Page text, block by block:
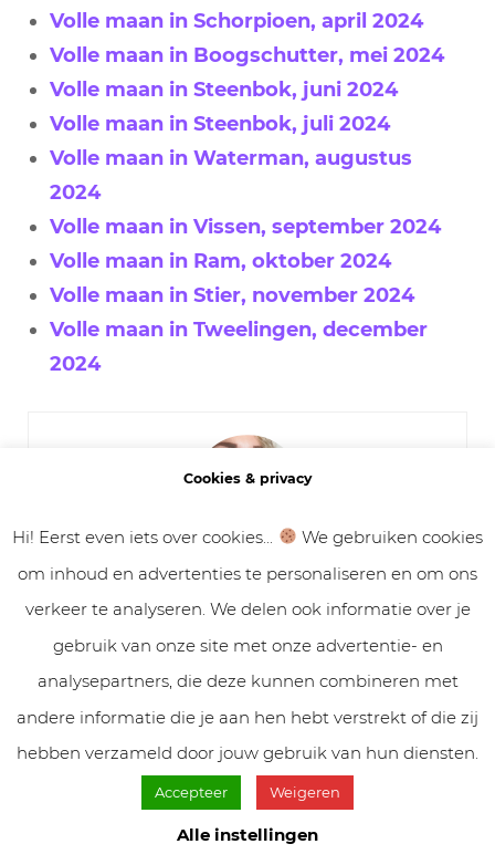
Volle maan in Schorpioen, april 2024
Volle maan in Boogschutter, mei 2024
Volle maan in Steenbok, juni 2024
Volle maan in Steenbok, juli 2024
Volle maan in Waterman, augustus
2024
Volle maan in Vissen, september 2024
Volle maan in Ram, oktober 2024
Volle maan in Stier, november 2024
Volle maan in Tweelingen, december
2024
• Nadi Zoetebier•The future belongs to those who
van VolleMaanKalender.nl, liefhebber van astrologie,
leven met de maan en spiritualiteit • Moeder van twee
zoontjes ’21 & ’25 •
www.nadizoetebier.nl
Cookies & privacy
Hi! Eerst even iets over cookies...
We gebruiken cookies
om inhoud en advertenties te personaliseren en om ons
verkeer te analyseren. We delen ook informatie over je
gebruik van onze site met onze advertentie- en
analysepartners, die deze kunnen combineren met
andere informatie die je aan hen hebt verstrekt of die zij
hebben verzameld door jouw gebruik van hun diensten.
Accepteer Weigeren
Alle instellingen